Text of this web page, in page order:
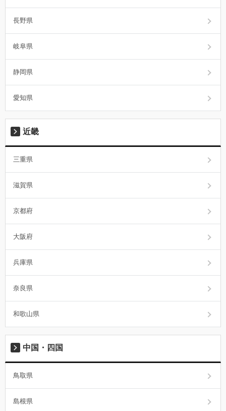
長野県
岐阜県
静岡県
愛知県
近畿
三重県
滋賀県
京都府
大阪府
兵庫県
奈良県
和歌山県
中国・四国
鳥取県
島根県